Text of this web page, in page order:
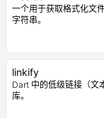
一个用于获取格式化文
字符串。
linkify
Dart 中的低级链接（文
库。